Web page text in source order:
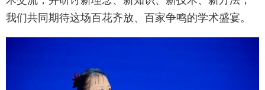
我们共同期待这场百花齐放、百家争鸣的学术盛宴。